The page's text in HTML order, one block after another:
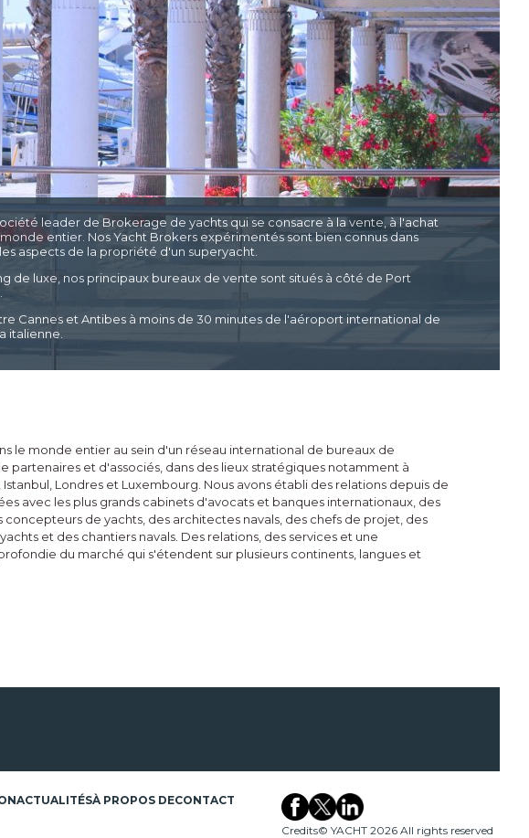
leader de Brokerage de yachts qui se consacre à la vente, à l'achat
entier. Nos Yacht Brokers expérimentés sont bien connus dans
aspects de la propriété d'un superyacht.
de luxe, nos principaux bureaux de vente sont situés à côté de Port
Cannes et Antibes à moins de 30 minutes de l'aéroport international de
italienne.
le monde entier au sein d'un réseau international de bureaux de
partenaires et d'associés, dans des lieux stratégiques notamment à
Londres et Luxembourg. Nous avons établi des relations depuis de
avec les plus grands cabinets d'avocats et banques internationaux, des
concepteurs de yachts, des architectes navals, des chefs de projet, des
et des chantiers navals. Des relations, des services et une
du marché qui s'étendent sur plusieurs continents, langues et
ACTUALITÉSÀ PROPOS DECONTACT
Credits© YACHT 2026 All rights reserved